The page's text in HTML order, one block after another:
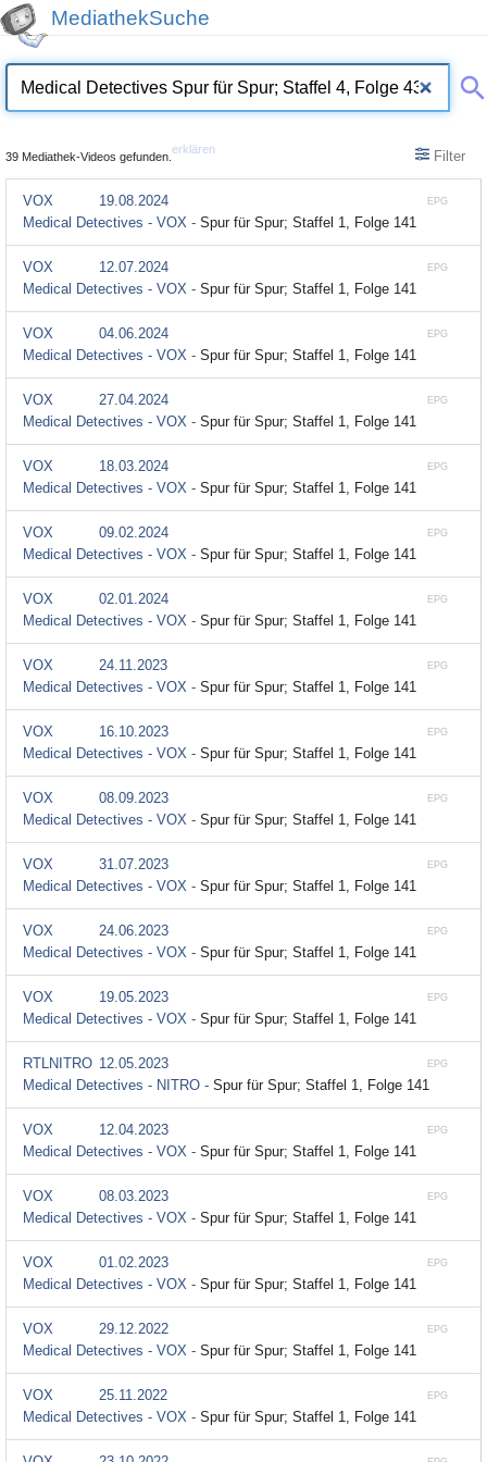
MediathekSuche
39 Mediathek-Videos gefunden.
erklären Filter
EPG
VOX
19.08.2024
Medical Detectives - VOX - Spur für Spur; Staffel 1, Folge 141
EPG
VOX
12.07.2024
Medical Detectives - VOX - Spur für Spur; Staffel 1, Folge 141
EPG
VOX
04.06.2024
Medical Detectives - VOX - Spur für Spur; Staffel 1, Folge 141
EPG
VOX
27.04.2024
Medical Detectives - VOX - Spur für Spur; Staffel 1, Folge 141
EPG
VOX
18.03.2024
Medical Detectives - VOX - Spur für Spur; Staffel 1, Folge 141
EPG
VOX
09.02.2024
Medical Detectives - VOX - Spur für Spur; Staffel 1, Folge 141
EPG
VOX
02.01.2024
Medical Detectives - VOX - Spur für Spur; Staffel 1, Folge 141
EPG
VOX
24.11.2023
Medical Detectives - VOX - Spur für Spur; Staffel 1, Folge 141
EPG
VOX
16.10.2023
Medical Detectives - VOX - Spur für Spur; Staffel 1, Folge 141
EPG
VOX
08.09.2023
Medical Detectives - VOX - Spur für Spur; Staffel 1, Folge 141
EPG
VOX
31.07.2023
Medical Detectives - VOX - Spur für Spur; Staffel 1, Folge 141
EPG
VOX
24.06.2023
Medical Detectives - VOX - Spur für Spur; Staffel 1, Folge 141
EPG
VOX
19.05.2023
Medical Detectives - VOX - Spur für Spur; Staffel 1, Folge 141
EPG
RTLNITRO 12.05.2023
Medical Detectives - NITRO - Spur für Spur; Staffel 1, Folge 141
EPG
VOX
12.04.2023
Medical Detectives - VOX - Spur für Spur; Staffel 1, Folge 141
EPG
VOX
08.03.2023
Medical Detectives - VOX - Spur für Spur; Staffel 1, Folge 141
EPG
VOX
01.02.2023
Medical Detectives - VOX - Spur für Spur; Staffel 1, Folge 141
EPG
VOX
29.12.2022
Medical Detectives - VOX - Spur für Spur; Staffel 1, Folge 141
EPG
VOX
25.11.2022
Medical Detectives - VOX - Spur für Spur; Staffel 1, Folge 141